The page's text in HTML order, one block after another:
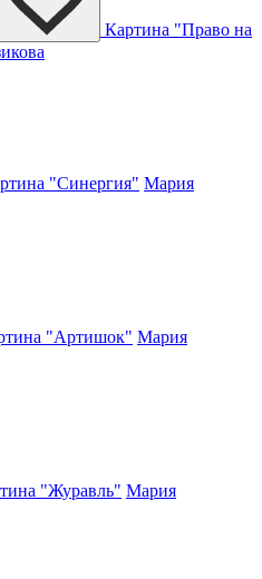
Картина "Право на
"Синергия" Мария
"Артишок" Мария
"Журавль" Мария